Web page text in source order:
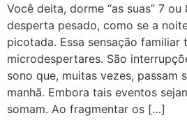
Você deita, dorme “as suas” 7
desperta pesado, como se a
picotada. Essa sensação familiar
microdespertares. São
sono que, muitas vezes, passam
manhã. Embora tais eventos
somam. Ao fragmentar os […]